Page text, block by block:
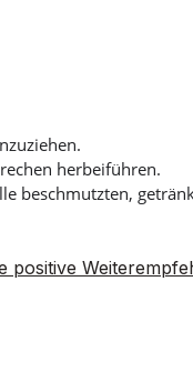
herbeiführen.
beschmutzten,